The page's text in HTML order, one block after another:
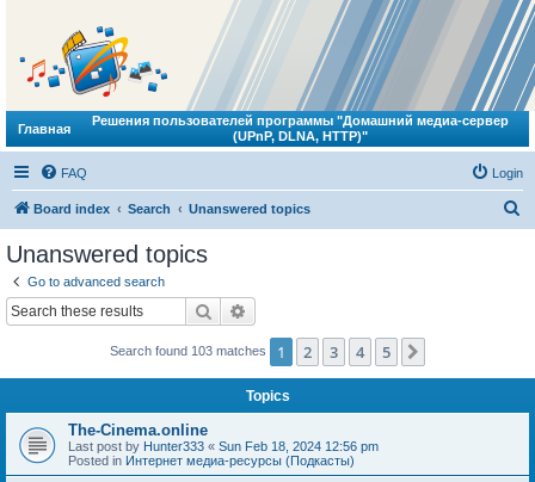
Главная
Решения пользователей программы "Домашний медиа-сервер
(UPnP, DLNA, HTTP)"
FAQ Login
Board index Search Unanswered topics
Unanswered topics
Go to advanced search
Search
Search found 103 matches 1 2 3 4 5
Topics
The-Cinema.online
Last post by Hunter333 « Sun Feb 18, 2024 12:56 pm
Posted in Интернет медиа-ресурсы (Подкасты)